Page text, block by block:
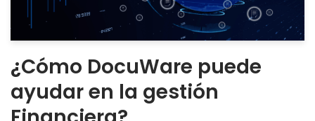
¿Cómo DocuWare puede
ayudar en la gestión